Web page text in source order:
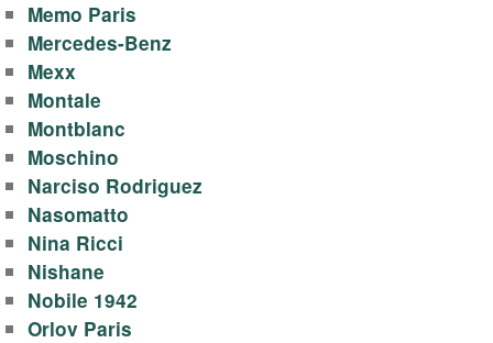
Memo Paris
Mercedes-Benz
Mexx
Montale
Montblanc
Moschino
Narciso Rodriguez
Nasomatto
Nina Ricci
Nishane
Nobile 1942
Orlov Paris